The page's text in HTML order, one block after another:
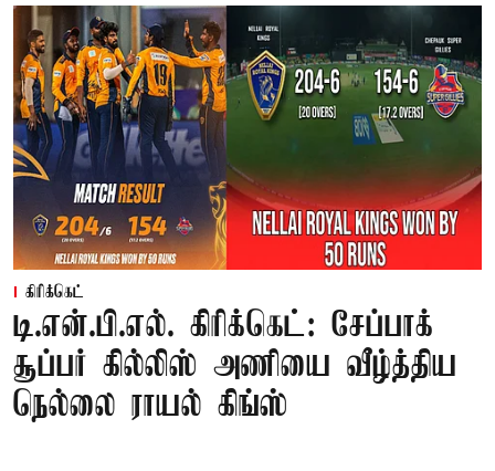
கிரிக்கெட்
டி.என்.பி.எல். கிரிக்கெட்: சேப்பாக்
சூப்பர் கில்லிஸ் அணியை வீழ்த்திய
நெல்லை ராயல் கிங்ஸ்